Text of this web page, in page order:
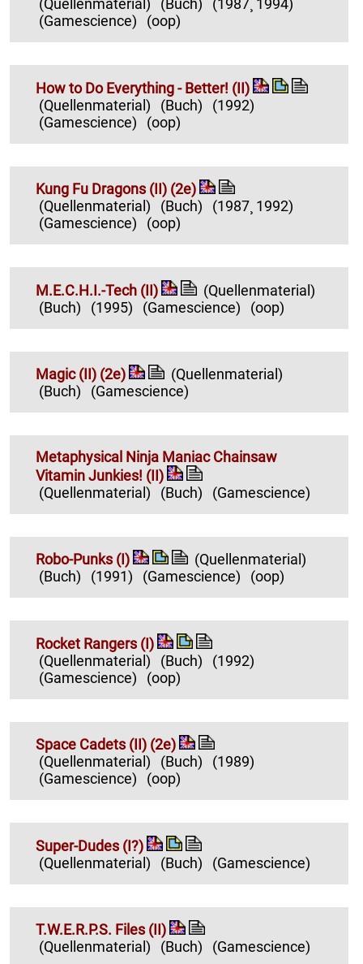
(Quellenmaterial)
(Buch)
(1987¸ 1994)
(Gamescience)
(oop)
How to Do Everything - Better! (II)
(Quellenmaterial)
(Buch)
(1992)
(Gamescience)
(oop)
Kung Fu Dragons (II) (2e)
(Quellenmaterial)
(Buch)
(1987¸ 1992)
(Gamescience)
(oop)
M.E.C.H.I.-Tech (II)
(Quellenmaterial)
(Buch)
(1995) (Gamescience) (oop)
Magic (II) (2e)
(Quellenmaterial)
(Buch)
(Gamescience)
Metaphysical Ninja Maniac Chainsaw
Vitamin Junkies! (II)
(Quellenmaterial)
(Buch) (Gamescience)
Robo-Punks (I)
(Quellenmaterial)
(Buch)
(1991) (Gamescience) (oop)
Rocket Rangers (I)
(Quellenmaterial)
(Buch)
(1992)
(Gamescience)
(oop)
Space Cadets (II) (2e)
(Quellenmaterial)
(Buch)
(1989)
(Gamescience)
(oop)
Super-Dudes (I?)
(Quellenmaterial)
(Buch) (Gamescience)
T.W.E.R.P.S. Files (II)
(Quellenmaterial)
(Buch) (Gamescience)